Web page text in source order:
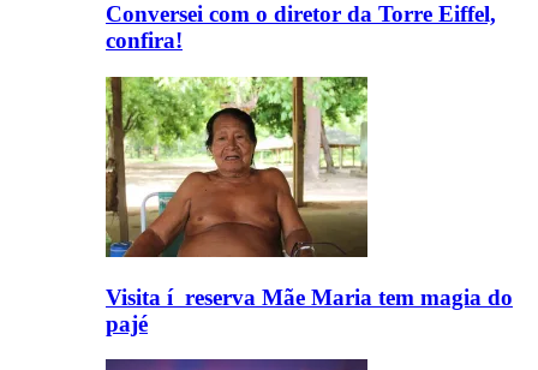
Conversei com o diretor da Torre Eiffel,
confira!
Visita í reserva Mãe Maria tem magia do
pajé